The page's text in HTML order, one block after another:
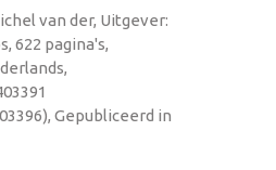
van der, Uitgever:
622 pagina's,
Gepubliceerd in